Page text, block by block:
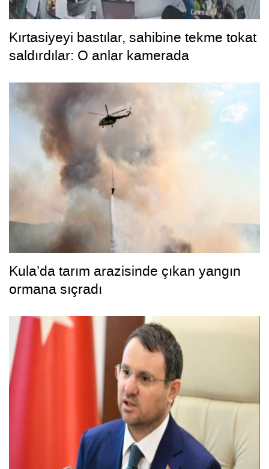
Kırtasiyeyi bastılar, sahibine tekme tokat
saldırdılar: O anlar kamerada
Kula’da tarım arazisinde çıkan yangın
ormana sıçradı